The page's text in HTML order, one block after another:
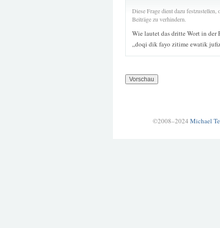
Diese Frage dient dazu
Beiträge zu verhindern.
Wie lautet das dritte Wort in der
„doqi dik fayo zitime ewatik
©2008–2024 Michael